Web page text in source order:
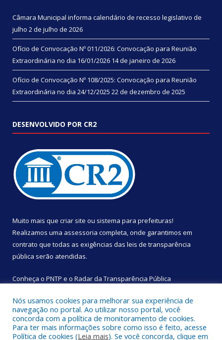
Câmara Municipal informa calendário de recesso legislativo de
julho 2 de julho de 2026
Ofício de Convocação Nº 011/2026: Convocação para Reunião
Extraordinária no dia 16/01/2026 14 de janeiro de 2026
Ofício de Convocação Nº 108/2025: Convocação para Reunião
Extraordinária no dia 24/12/2025 22 de dezembro de 2025
DESENVOLVIDO POR CR2
Muito mais que criar site ou sistema para prefeituras!
Realizamos uma assessoria completa, onde garantimos em
contrato que todas as exigências das leis de transparência
pública serão atendidas.
Conheça o PNTP e o Radar da Transparência Pública
Todos os direitos reservados a Câmara Municipal de São
Nós usamos cookies para melhorar sua experiência de
navegação no portal. Ao utilizar nosso portal, você
concorda com a política de monitoramento de cookies.
Para ter mais informações sobre como isso é feito, acesse
Política de cookies (Leia mais). Se você concorda, clique em